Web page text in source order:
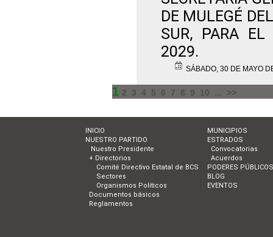
DE MULEGÉ
SUR, PARA EL
2029.
SÁBADO, 30 DE MAYO
1 2 3 4 5 6 7 8 9 10 ... >>
INICIO
NUESTRO PARTIDO
Nuestro Presidente
+ Directorios
Comité Directivo Estatal de BCS
Sectores
Organismos Políticos
Documentos básicos
Reglamentos
MUNICIPIOS
ESTRADOS
Convocatorias
Acuerdos
PODERES PÚBLICOS
BLOG
EVENTOS